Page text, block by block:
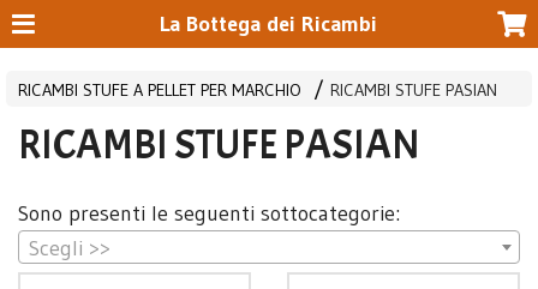
La Bottega dei Ricambi
RICAMBI STUFE A PELLET PER MARCHIO RICAMBI STUFE PASIAN
RICAMBI STUFE PASIAN
Sono presenti le seguenti sottocategorie:
Scegli >>